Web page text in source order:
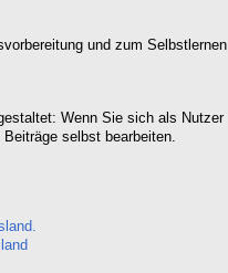
und zum Selbstlernen
Wenn Sie sich als Nutzer
selbst bearbeiten.